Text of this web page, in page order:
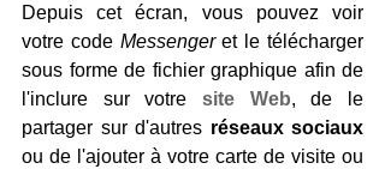
Depuis cet écran, vous pouvez voir
votre code Messenger et le télécharger
sous forme de fichier graphique afin de
l'inclure sur votre site Web, de le
partager sur d'autres réseaux sociaux
ou de l'ajouter à votre carte de visite ou